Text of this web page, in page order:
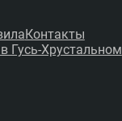
Контакты
Гусь-Хрустальном